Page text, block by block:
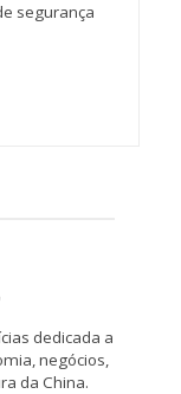
segurança
dedicada a
negócios,
da China.